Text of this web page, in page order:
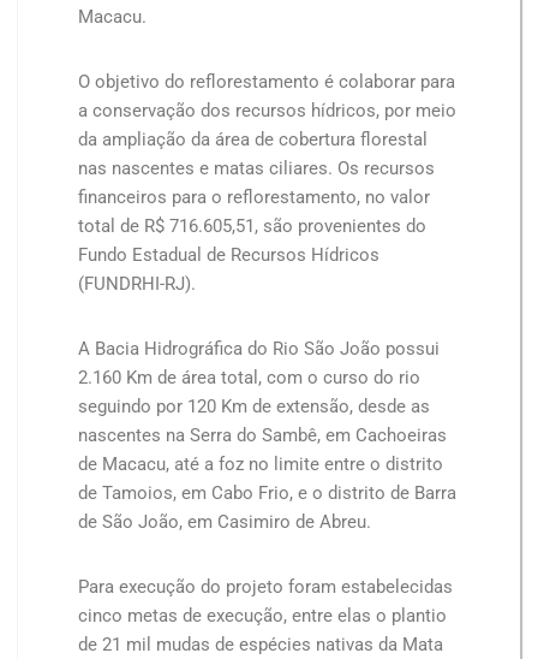
Macacu.
O objetivo do reflorestamento é colaborar para
a conservação dos recursos hídricos, por meio
da ampliação da área de cobertura florestal
nas nascentes e matas ciliares. Os recursos
financeiros para o reflorestamento, no valor
total de R$ 716.605,51, são provenientes do
Fundo Estadual de Recursos Hídricos
(FUNDRHI-RJ).
A Bacia Hidrográfica do Rio São João possui
2.160 Km de área total, com o curso do rio
seguindo por 120 Km de extensão, desde as
nascentes na Serra do Sambê, em Cachoeiras
de Macacu, até a foz no limite entre o distrito
de Tamoios, em Cabo Frio, e o distrito de Barra
de São João, em Casimiro de Abreu.
Para execução do projeto foram estabelecidas
cinco metas de execução, entre elas o plantio
de 21 mil mudas de espécies nativas da Mata